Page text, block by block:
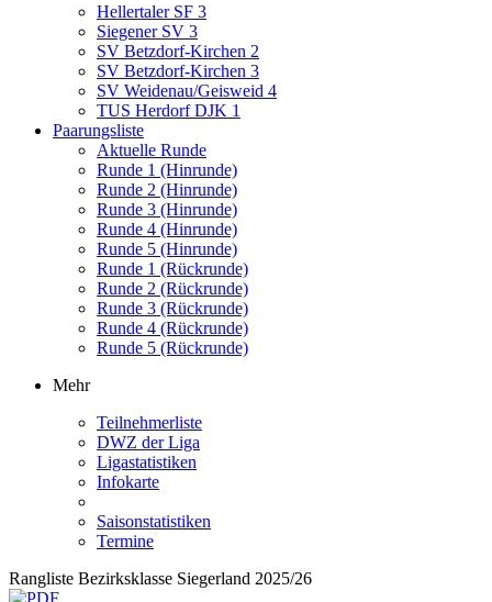
Hellertaler SF 3
Siegener SV 3
SV Betzdorf-Kirchen 2
SV Betzdorf-Kirchen 3
SV Weidenau/Geisweid 4
TUS Herdorf DJK 1
Paarungsliste
Aktuelle Runde
Runde 1 (Hinrunde)
Runde 2 (Hinrunde)
Runde 3 (Hinrunde)
Runde 4 (Hinrunde)
Runde 5 (Hinrunde)
Runde 1 (Rückrunde)
Runde 2 (Rückrunde)
Runde 3 (Rückrunde)
Runde 4 (Rückrunde)
Runde 5 (Rückrunde)
Mehr
Teilnehmerliste
DWZ der Liga
Ligastatistiken
Infokarte
Saisonstatistiken
Termine
Rangliste Bezirksklasse Siegerland 2025/26